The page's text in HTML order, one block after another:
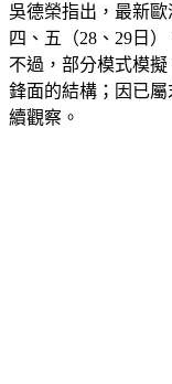
吳德榮指出，最新
四、五（28、29日
不過，部分模式模
鋒面的結構；因已
續觀察。